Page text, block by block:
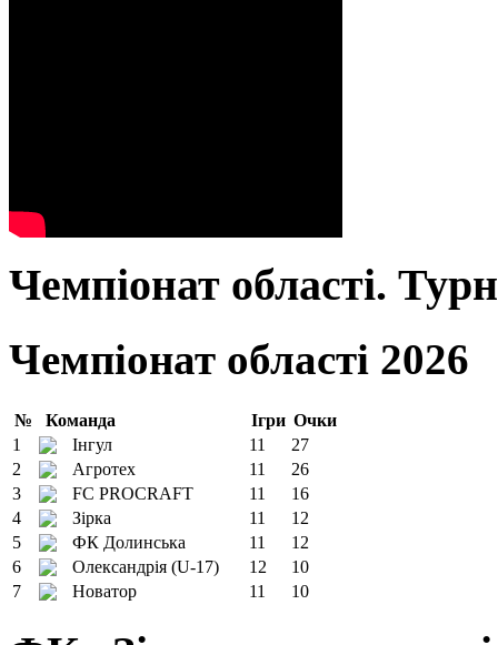
Чемпіонат області.
Чемпіонат області 2026
№ Команда Ігри Очки
1
Інгул 11
27
2
Агротех 11
26
3
FC PROCRAFT 11
16
4
Зірка 11
12
5
ФК Долинська 11
12
6
Олександрія (U-17) 12
10
7
Новатор 11 10